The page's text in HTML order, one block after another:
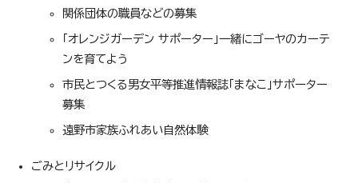
関係団体の職員などの募集
「オレンジガーデン サポーター」一緒にゴーヤのカーテ
ンを育てよう
市民とつくる男女平等推進情報誌「まなこ」サポーター
募集
遠野市家族ふれあい自然体験
ごみとリサイクル